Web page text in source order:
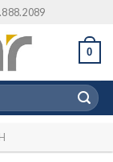
0